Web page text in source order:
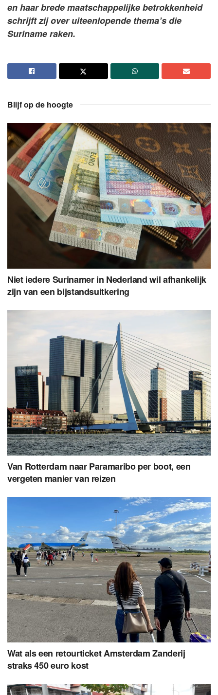
en haar brede maatschappelijke betrokkenheid
schrijft zij over uiteenlopende thema’s die
Suriname raken.
Blijf op de hoogte
Niet iedere Surinamer in Nederland wil afhankelijk
zijn van een bijstandsuitkering
Van Rotterdam naar Paramaribo per boot, een
vergeten manier van reizen
Wat als een retourticket Amsterdam Zanderij
straks 450 euro kost